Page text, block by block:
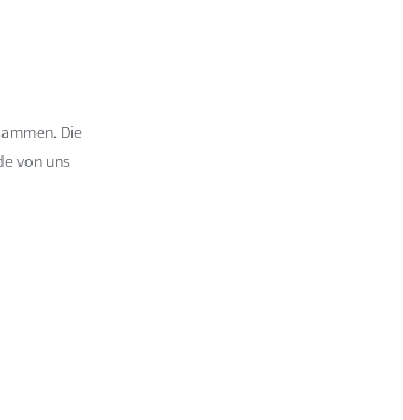
Die
von uns